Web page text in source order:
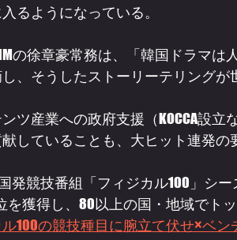
るようになっている。
の徐章豪常務は、「韓国ドラマ
、そうしたストーリーテリングが
ツ産業への政府支援（KOCCA設
していることも、大ヒット連発の
発競技番組「フィジカル100」シ
を獲得し、80以上の国・地域でト
100の競技種目に腕立て伏せ×ベン